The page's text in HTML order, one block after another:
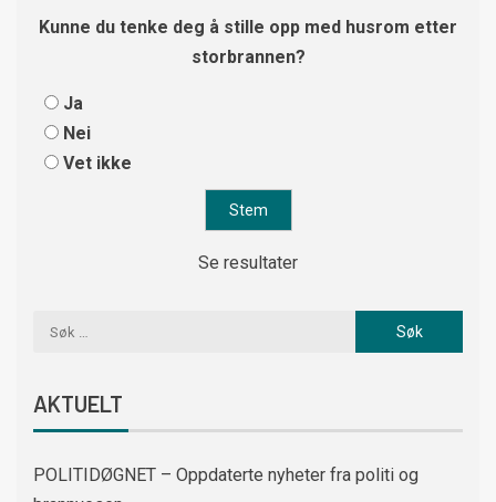
Kunne du tenke deg å stille opp med husrom etter
storbrannen?
Ja
Nei
Vet ikke
Se resultater
AKTUELT
POLITIDØGNET – Oppdaterte nyheter fra politi og